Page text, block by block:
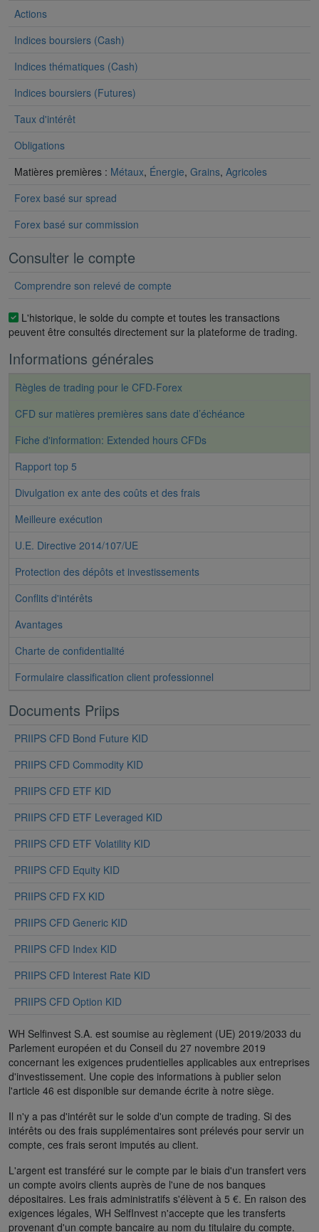
Actions
Indices boursiers (Cash)
Indices thématiques (Cash)
Indices boursiers (Futures)
Taux d'intérêt
Obligations
Matières premières : Métaux, Énergie, Grains, Agricoles
Forex basé sur spread
Forex basé sur commission
Consulter le compte
Comprendre son relevé de compte
L'historique, le solde du compte et toutes les transactions
peuvent être consultés directement sur la plateforme de trading.
Informations générales
Règles de trading pour le CFD-Forex
CFD sur matières premières sans date d’échéance
Fiche d'information: Extended hours CFDs
Rapport top 5
Divulgation ex ante des coûts et des frais
Meilleure exécution
U.E. Directive 2014/107/UE
Protection des dépôts et investissements
Conflits d'intérêts
Avantages
Charte de confidentialité
Formulaire classification client professionnel
Documents Priips
PRIIPS CFD Bond Future KID
PRIIPS CFD Commodity KID
PRIIPS CFD ETF KID
PRIIPS CFD ETF Leveraged KID
PRIIPS CFD ETF Volatility KID
PRIIPS CFD Equity KID
PRIIPS CFD FX KID
PRIIPS CFD Generic KID
PRIIPS CFD Index KID
PRIIPS CFD Interest Rate KID
PRIIPS CFD Option KID
WH Selfinvest S.A. est soumise au règlement (UE) 2019/2033 du
Parlement européen et du Conseil du 27 novembre 2019
concernant les exigences prudentielles applicables aux entreprises
d'investissement. Une copie des informations à publier selon
l'article 46 est disponible sur demande écrite à notre siège.
Il n'y a pas d'intérêt sur le solde d'un compte de trading. Si des
intérêts ou des frais supplémentaires sont prélevés pour servir un
compte, ces frais seront imputés au client.
L'argent est transféré sur le compte par le biais d'un transfert vers
un compte avoirs clients auprès de l'une de nos banques
dépositaires. Les frais administratifs s'élèvent à 5 €. En raison des
exigences légales, WH SelfInvest n'accepte que les transferts
provenant d'un compte bancaire au nom du titulaire du compte.